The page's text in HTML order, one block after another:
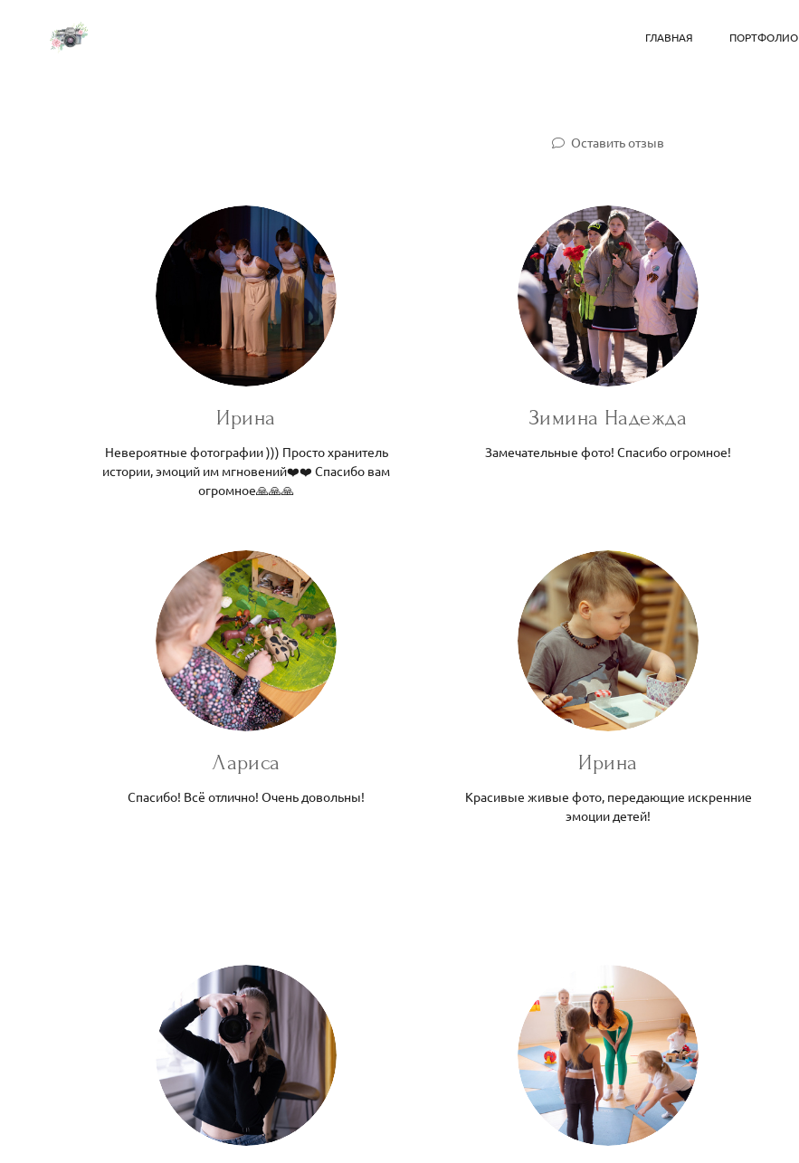
ГЛАВНАЯ ПОРТФОЛИО
Оставить отзыв
Ирина
Невероятные фотографии ))) Просто хранитель
истории, эмоций им мгновений❤️❤️ Спасибо вам
огромное🙏🙏🙏
Зимина Надежда
Замечательные фото! Спасибо огромное!
Лариса
Спасибо! Всё отлично! Очень довольны!
Ирина
Красивые живые фото, передающие искренние
эмоции детей!